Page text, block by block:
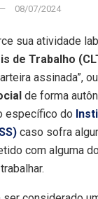
08/07/2024
sua atividade
de Trabalho
assinada”,
de forma
específico do
caso sofra
com alguma